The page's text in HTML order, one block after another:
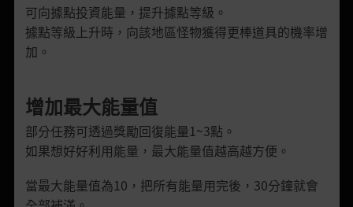
可向據點投資能量，提升據點等級。
據點等級上升時，向該地區怪物獲得更棒道具的機率增
加。
增加最大能量值
部分任務可透過獎勵回復能量1~3點。
如果想好好利用能量，最大能量值越高越方便。
當最大能量值為10，把所有能量用完後，30分鐘就會